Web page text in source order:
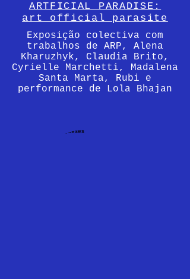
ARTFICIAL PARADISE:
art official parasite
Exposição colectiva com
trabalhos de ARP, Alena
Kharuzhyk, Claudia Brito,
Cyrielle Marchetti, Madalena
Santa Marta, Rubi e
performance de Lola Bhajan